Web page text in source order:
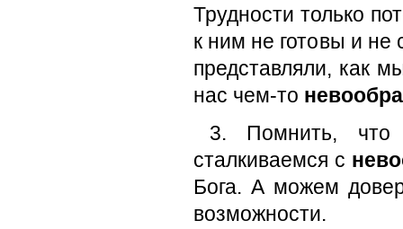
Трудности только
к ним не готовы и не
представляли, как
нас чем-то
3. Помнить,
сталкиваемся с
Бога. А можем
возможности.